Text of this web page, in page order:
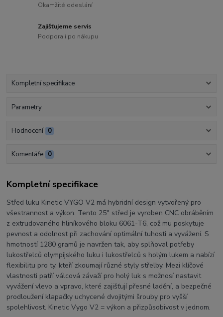
Okamžité odeslání
Zajišťujeme servis
Podpora i po nákupu
Kompletní specifikace
Parametry
Hodnocení 0
Komentáře 0
Kompletní specifikace
Střed luku Kinetic VYGO V2 má hybridní design vytvořený pro
všestrannost a výkon. Tento 25" střed je vyroben CNC obráběním
z extrudovaného hliníkového bloku 6061-T6, což mu poskytuje
pevnost a odolnost při zachování optimální tuhosti a vyvážení. S
hmotností 1280 gramů je navržen tak, aby splňoval potřeby
lukostřelců olympijského luku i lukostřelců s holým lukem a nabízí
flexibilitu pro ty, kteří zkoumají různé styly střelby. Mezi klíčové
vlastnosti patří válcová závaží pro holý luk s možnosí nastavit
vyvážení vlevo a vpravo, které zajišťují přesné ladění, a bezpečné
prodloužení klapačky uchycené dvojitými šrouby pro vyšší
spolehlivost. Kinetic Vygo V2 = výkon a přizpůsobivost v jednom.